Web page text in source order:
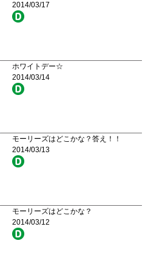
2014/03/17
ホワイトデー☆
2014/03/14
モーリーズはどこかな？答え！！
2014/03/13
モーリーズはどこかな？
2014/03/12